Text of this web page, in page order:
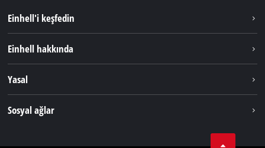
Einhell'i keşfedin
Hizmetler
Einhell hakkında
Yasal
Sosyal ağlar